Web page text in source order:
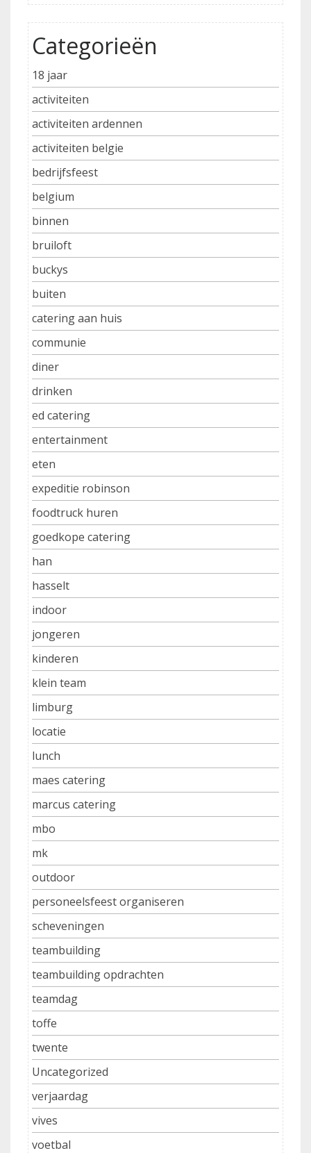
Categorieën
18 jaar
activiteiten
activiteiten ardennen
activiteiten belgie
bedrijfsfeest
belgium
binnen
bruiloft
buckys
buiten
catering aan huis
communie
diner
drinken
ed catering
entertainment
eten
expeditie robinson
foodtruck huren
goedkope catering
han
hasselt
indoor
jongeren
kinderen
klein team
limburg
locatie
lunch
maes catering
marcus catering
mbo
mk
outdoor
personeelsfeest organiseren
scheveningen
teambuilding
teambuilding opdrachten
teamdag
toffe
twente
Uncategorized
verjaardag
vives
voetbal